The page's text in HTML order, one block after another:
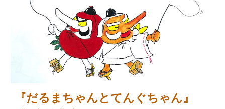
『だるまちゃんとてんぐちゃん』